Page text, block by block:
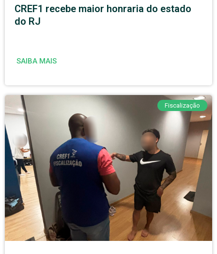
CREF1 recebe maior honraria do estado
do RJ
SAIBA MAIS
Fiscalização